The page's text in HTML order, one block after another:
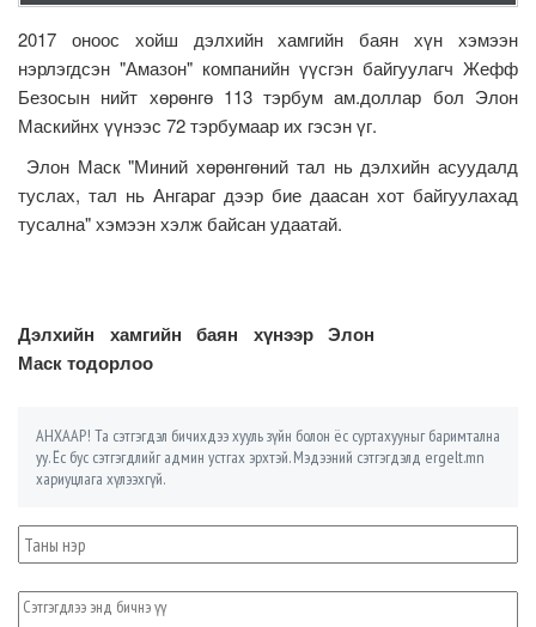
2017 оноос хойш дэлхийн хамгийн баян хүн хэмээн
нэрлэгдсэн "Амазон" компанийн үүсгэн байгуулагч Жефф
Безосын нийт хөрөнгө 113 тэрбум ам.доллар бол Элон
Маскийнх үүнээс 72 тэрбумаар их гэсэн үг.
Элон Маск "Миний хөрөнгөний тал нь дэлхийн асуудалд
туслах, тал нь Ангараг дээр бие даасан хот байгуулахад
тусална" хэмээн хэлж байсан удаатай.
Дэлхийн хамгийн баян хүнээр Элон
Маск тодорлоо
АНХААР! Та сэтгэгдэл бичихдээ хууль зүйн болон ёс суртахууныг баримтална
уу. Ёс бус сэтгэгдлийг админ устгах эрхтэй. Мэдээний сэтгэгдэлд ergelt.mn
хариуцлага хүлээхгүй.